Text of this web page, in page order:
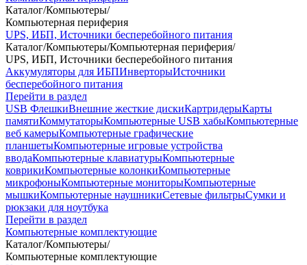
Каталог/Компьютеры/
Компьютерная периферия
UPS, ИБП, Источники бесперебойного питания
Каталог/Компьютеры/Компьютерная периферия/
UPS, ИБП, Источники бесперебойного питания
Аккумуляторы для ИБПИнверторыИсточники
бесперебойного питания
Перейти в раздел
USB ФлешкиВнешние жесткие дискиКартридерыКарты
памятиКоммутаторыКомпьютерные USB хабыКомпьютерные
веб камерыКомпьютерные графические
планшетыКомпьютерные игровые устройства
вводаКомпьютерные клавиатурыКомпьютерные
коврикиКомпьютерные колонкиКомпьютерные
микрофоныКомпьютерные мониторыКомпьютерные
мышкиКомпьютерные наушникиСетевые фильтрыСумки и
рюкзаки для ноутбука
Перейти в раздел
Компьютерные комплектующие
Каталог/Компьютеры/
Компьютерные комплектующие